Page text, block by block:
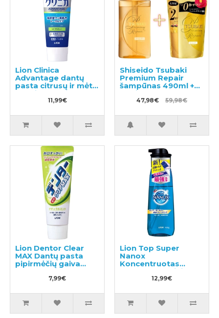
Lion Clinica
Advantage dantų
pasta citrusų ir mėtų
skonio 130g
11,99€
Shiseido Tsubaki
Premium Repair
šampūnas 490ml +
papildymas 660ml
47,98€ 59,98€
Lion Dentor Clear
MAX Dantų pasta
pipirmėčių gaiva
7,99€
Lion Top Super
Nanox
Koncentruotas
skystas skalbinių
ploviklis, pompinis
12,99€